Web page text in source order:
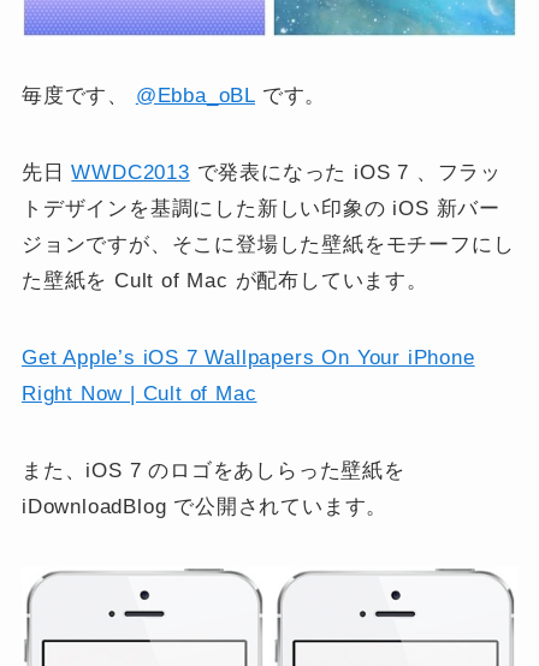
毎度です、 @Ebba_oBL です。
先日WWDC2013 で発表になった iOS 7 、フラッ
トデザインを基調にした新しい印象の iOS 新バー
ジョンですが、そこに登場した壁紙をモチーフにし
た壁紙を Cult of Mac が配布しています。
Get Apple’s iOS 7 Wallpapers On Your iPhone
Right Now | Cult of Mac
また、iOS 7 のロゴをあしらった壁紙を
iDownloadBlog で公開されています。